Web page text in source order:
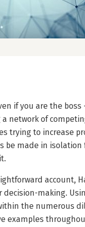
if you are the
a network of
trying to increase
be made in
account,
making.
the numerous
examples